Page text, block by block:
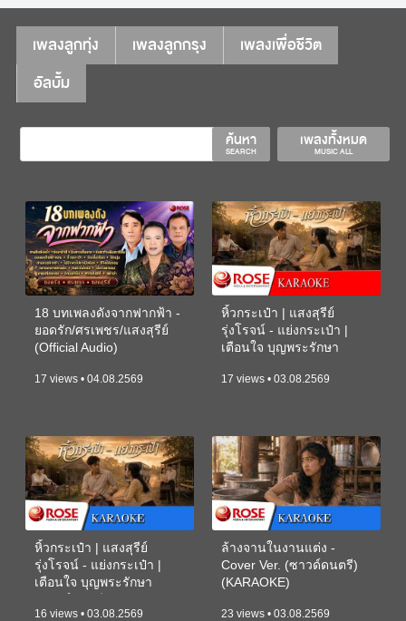
เพลงลูกทุ่ง เพลงลูกกรุง
เพลงเพื่อชีวิต
อัลบั้ม
เพลงทั้งหมด
MUSIC ALL
ค้นหา
SEARCH
18 บทเพลงดังจากฟากฟ้า -
ยอดรัก/ศรเพชร/แสงสุรีย์
(Official Audio)
17 views • 04.08.2569
หิ้วกระเป๋า | แสงสุรีย์
รุ่งโรจน์ - แย่งกระเป๋า |
เตือนใจ บุญพระรักษา
17 views • 03.08.2569
หิ้วกระเป๋า | แสงสุรีย์
รุ่งโรจน์ - แย่งกระเป๋า |
เตือนใจ บุญพระรักษา
16 views • 03.08.2569
ล้างจานในงานแต่ง -
Cover Ver. (ซาวด์ดนตรี)
(KARAOKE)
23 views • 03.08.2569